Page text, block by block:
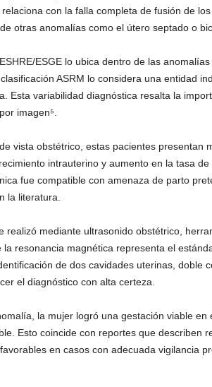
con la falla completa de fusión de
otras anomalías como el útero septado o
ESGE lo ubica dentro de las
ASRM lo considera una entidad
Esta variabilidad diagnóstica resalta la
imagen⁵.
vista obstétrico, estas pacientes presentan
intrauterino y aumento en la tasa
fue compatible con amenaza de parto
la literatura.
realizó mediante ultrasonido obstétrico,
la resonancia magnética representa el
de dos cavidades uterinas, doble
el diagnóstico con alta certeza.
la mujer logró una gestación viable
Esto coincide con reportes que describen
en casos con adecuada vigilancia